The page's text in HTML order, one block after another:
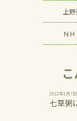
上野
Ｎ
2012年1月7日
七草粥